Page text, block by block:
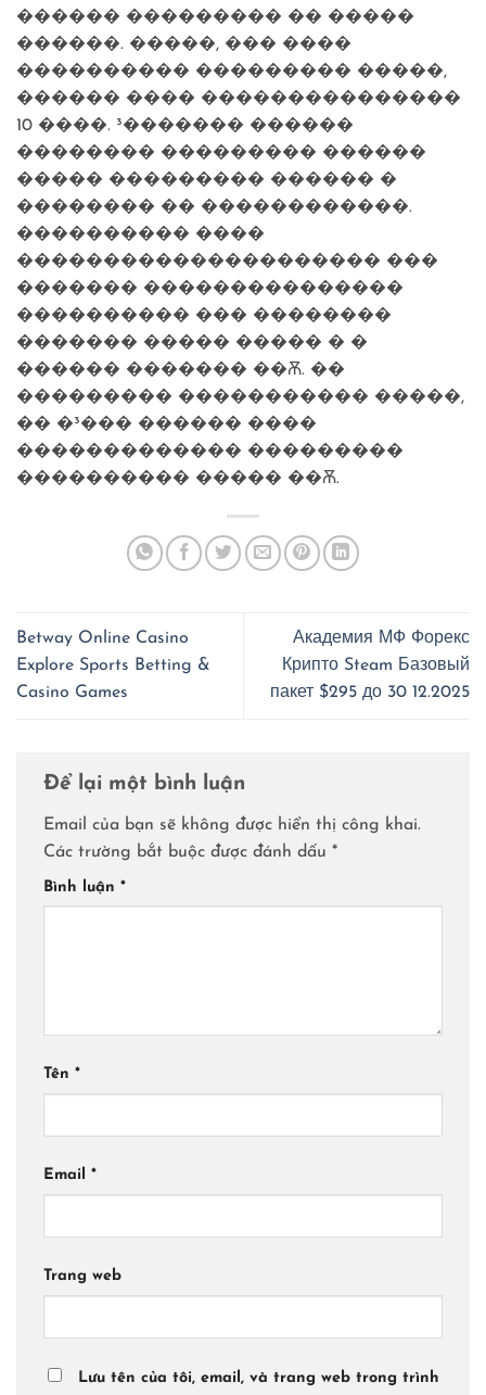
������ ��������� �� �����
������. �����, ��� ����
���������� ��������� �����,
������ ���� ���������������
10 ����. ³������� ������
�������� ��������� ������
����� ��������� ������ �
�������� �� ������������.
���������� ����
��������������������� ���
������� ���������������
���������� ��� ��������
������� ����� ����� � �
������ ������� ��Ѫ. ��
��������� ����������� �����,
�� �³��� ������ ����
������������� ���������
���������� ����� ��Ѫ.
Betway Online Casino
Explore Sports Betting &
Casino Games
Академия МФ Форекс
Крипто Steam Базовый
пакет $295 до 30 12.2025
Để lại một bình luận
Email của bạn sẽ không được hiển thị công khai.
Các trường bắt buộc được đánh dấu *
Bình luận *
Tên *
Email *
Trang web
Lưu tên của tôi, email, và trang web trong trình